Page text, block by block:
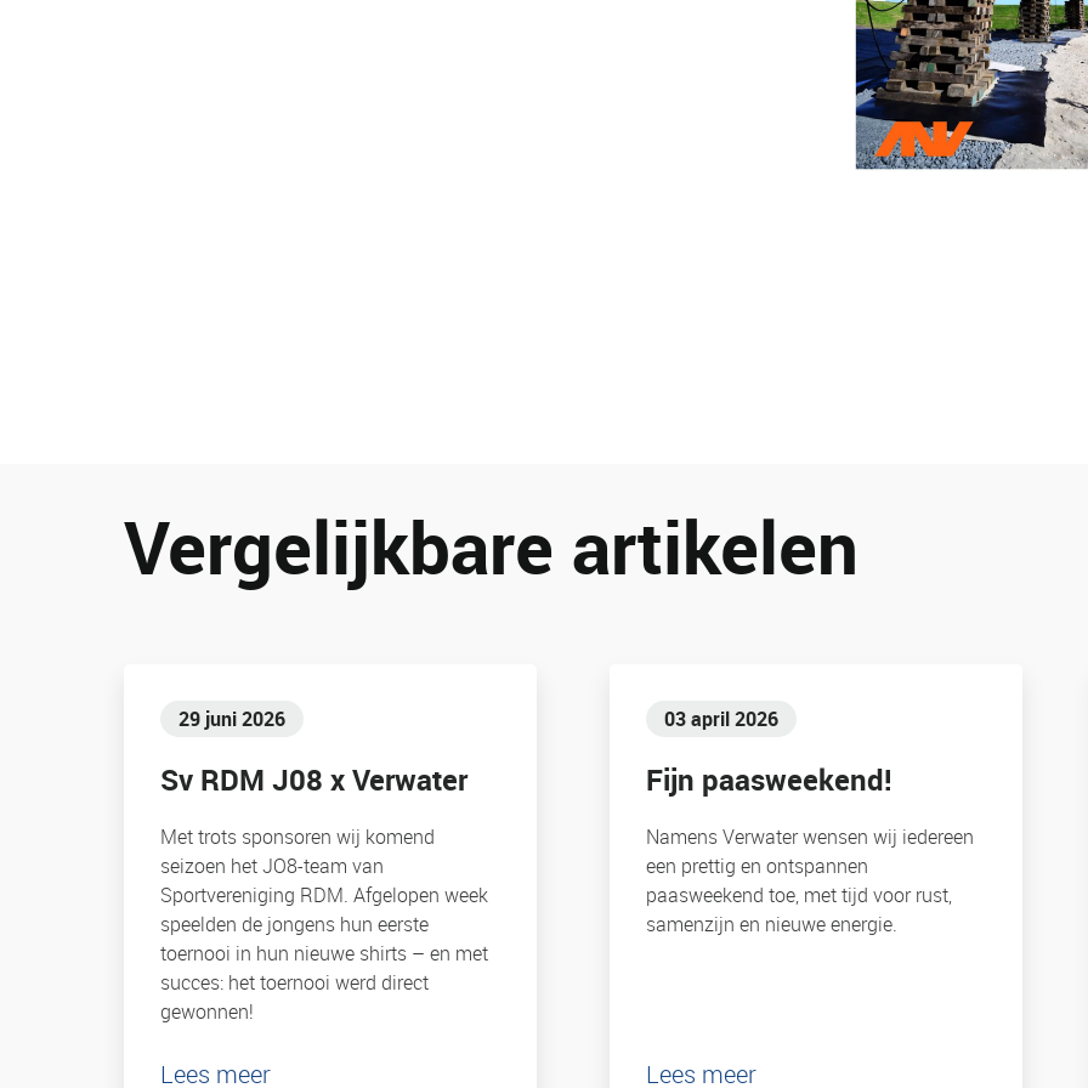
Vergelijkbare artikelen
29 juni 2026
Sv RDM J08 x Verwater
Met trots sponsoren wij komend
seizoen het JO8-team van
Sportvereniging RDM. Afgelopen week
speelden de jongens hun eerste
toernooi in hun nieuwe shirts – en met
succes: het toernooi werd direct
gewonnen!
Lees meer
03 april 2026
Fijn paasweekend!
Namens Verwater wensen wij iedereen
een prettig en ontspannen
paasweekend toe, met tijd voor rust,
samenzijn en nieuwe energie.
Lees meer